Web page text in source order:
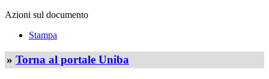
Azioni sul documento
Stampa
» Torna al portale Uniba